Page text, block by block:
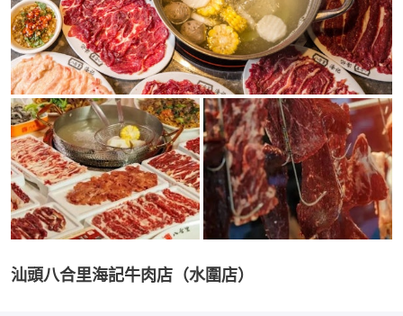
汕頭八合里海記牛肉店（水圍店）